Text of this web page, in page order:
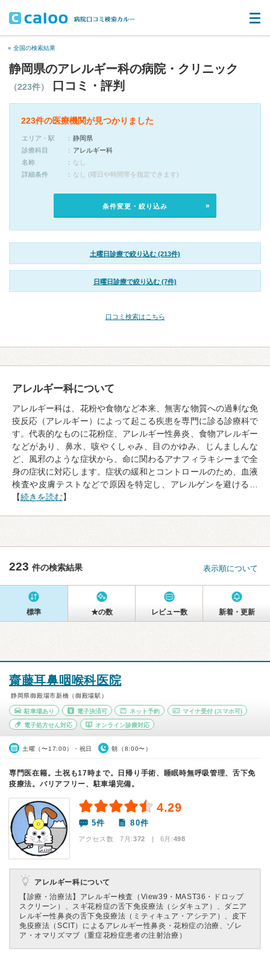
« 全国の検索結果
静岡県のアレルギー科の病院・クリニック
（223件） 口コミ・評判
223件の医療機関が見つかりました
エリア・駅
静岡県
診療科目
アレルギー科
名称
なし
詳細条件
なし (曜日や時間帯を指定できます)
条件変更・絞り込み
土曜日診療で絞り込む (213件)
日曜日診療で絞り込む (7件)
口コミ検索はこちら
アレルギー科について
アレルギー科は、花粉や食物など本来、無害な物質への過剰な免
疫反応（アレルギー）によって起こる疾患を専門に診る診療科で
す。代表的なものに花粉症、アレルギー性鼻炎、食物アレルギー
などがあり、鼻水、咳やくしゃみ、目のかゆみ、じんましんな
ど、風邪のような症状から、命に関わるアナフィラキシーまで全
身の症状に対応します。症状の緩和とコントロールのため、血液
検査や皮膚テストなどで原因を特定し、アレルゲンを避ける…
【続きを読む】
223 件の検索結果 表示順について
標準 ★の数 レビュー数 新着・更新
齋藤耳鼻咽喉科医院
静岡県御殿場市新橋（御殿場駅）
駐車場あり 電子決済可 ネット予約 マイナ受付 (スマホ可)
電子処方せん対応 オンライン診療対応
土曜（〜17:00）・祝日 朝（8:00〜）
専門医在籍。土祝も17時まで。日帰り手術、睡眠時無呼吸管理、舌下免
疫療法。バリアフリー、駐車場完備。
4.29
5件 80件
アクセス数 7月:372 | 6月:498
アレルギー科について
【診療・治療法】 アレルギー検査（View39・MAST36・ドロップ
スクリーン）、スギ花粉症の舌下免疫療法（シダキュア）、ダニア
レルギー性鼻炎の舌下免疫療法（ミティキュア・アシテア）、皮下
免疫療法（SCIT）によるアレルギー性鼻炎・花粉症の治療、ゾレ
ア・オマリズマブ（重症花粉症患者の注射治療）